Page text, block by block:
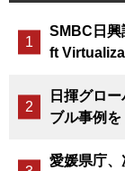
SMBC日興
ft
日揮グロ
ブル事例
愛媛県庁